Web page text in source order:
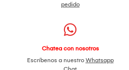
pedido
Chatea con nosotros
Escríbenos a nuestro Whatsapp